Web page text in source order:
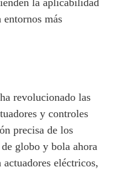
la aplicabilidad
más
revolucionado las
y controles
precisa de los
globo y bola ahora
actuadores eléctricos,